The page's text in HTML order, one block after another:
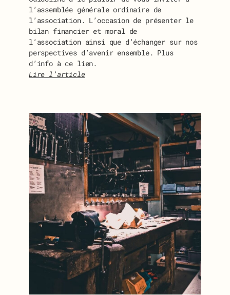
l’assemblée générale ordinaire de
l’association. L’occasion de présenter le
bilan financier et moral de
l’association ainsi que d’échanger sur nos
perspectives d’avenir ensemble. Plus
d’info à ce lien.
Lire l’article
V
I
T
A
T
I
O
N
À
L
’
S
S
E
M
B